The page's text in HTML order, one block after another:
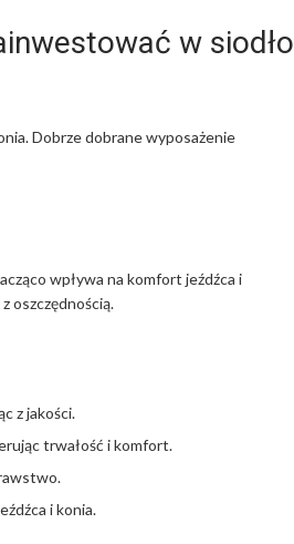
w siodło
Dobrze dobrane wyposażenie
wpływa na komfort jeźdźca i
oszczędnością.
z jakości.
trwałość i komfort.
i konia.